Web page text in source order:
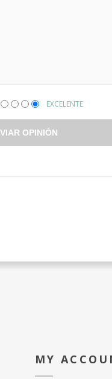
EXCELENTE
OPINIÓN
MY